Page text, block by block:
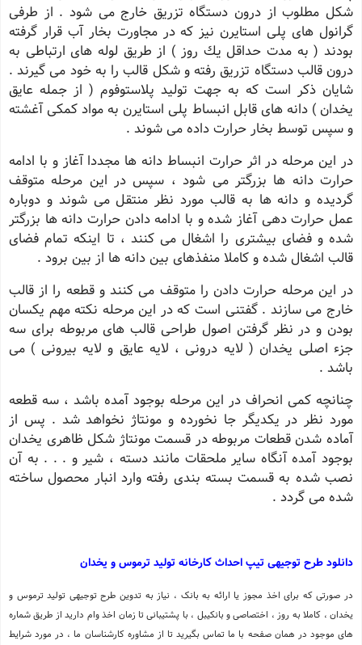
شكل مطلوب از درون دستگاه تزریق خارج می شود . از طرفی
گرانول های پلی استایرن نیز كه در مجاورت بخار آب قرار گرفته
بودند ( به مدت حداقل یك روز ) از طریق لوله های ارتباطی به
درون قالب دستگاه تزریق رفته و شكل قالب را به خود می گیرند .
شایان ذكر است كه به جهت تولید پلاستوفوم ( از جمله عایق
یخدان ) دانه های قابل انبساط پلی استایرن به مواد كمكی آغشته
و سپس توسط بخار حرارت داده می شوند .
در این مرحله در اثر حرارت انبساط دانه ها مجددا آغاز و با ادامه
حرارت دانه ها بزرگتر می شود ، سپس در این مرحله متوقف
گردیده و دانه ها به قالب مورد نظر منتقل می شوند و دوباره
عمل حرارت دهی آغاز شده و با ادامه دادن حرارت دانه ها بزرگتر
شده و فضای بیشتری را اشغال می كنند ، تا اینكه تمام فضای
قالب اشغال شده و كاملا منفذهای بین دانه ها از بین برود .
در این مرحله حرارت دادن را متوقف می كنند و قطعه را از قالب
خارج می سازند . گفتنی است كه در این مرحله نكته مهم یكسان
بودن و در نظر گرفتن اصول طراحی قالب های مربوطه برای سه
جزء اصلی یخدان ( لایه درونی ، لایه عایق و لایه بیرونی ) می
باشد .
چنانچه كمی انحراف در این مرحله بوجود آمده باشد ، سه قطعه
مورد نظر در یكدیگر جا نخورده و مونتاژ نخواهد شد . پس از
آماده شدن قطعات مربوطه در قسمت مونتاژ شكل ظاهری یخدان
بوجود آمده آنگاه سایر ملحقات مانند دسته ، شیر و . . . به آن
نصب شده به قسمت بسته بندی رفته وارد انبار محصول ساخته
شده می گردد .
دانلود طرح توجیهی تیپ احداث کارخانه تولید ترموس و یخدان
در صورتی که برای اخذ مجوز یا ارائه به بانک ، نیاز به تدوین طرح توجیهی تولید ترموس و
یخدان ، کاملا به روز ، اختصاصی و بانکیبل ، با پشتیبانی تا زمان اخذ وام دارید از طریق شماره
های موجود در همان صفحه با ما تماس بگیرید تا از مشاوره کارشناسان ما ، در مورد شرایط